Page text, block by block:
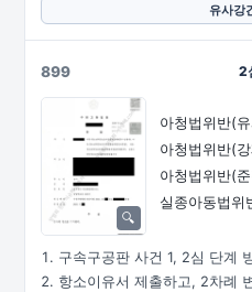
유사강
899
아청법위반(
아청법위반(
아청법위반(
실종아동법위
2
구속구공판 사건 1, 2심 단계
항소이유서 제출하고, 2차례